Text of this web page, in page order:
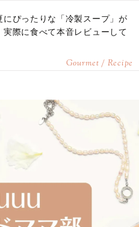
にぴったりな「冷製スープ」が
実際に食べて本音レビューして
Gourmet / Recipe